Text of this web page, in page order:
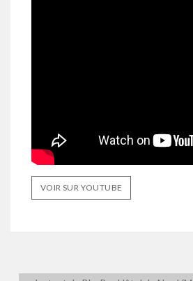
VOIR SUR YOUTUBE